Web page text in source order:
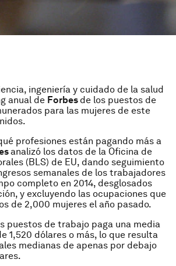
ingeniería y cuidado de la salud
anual de Forbes de los puestos de
para las mujeres de este
profesiones están pagando más a
analizó los datos de la Oficina de
(BLS) de EU, dando seguimiento
semanales de los trabajadores
completo en 2014, desglosados
y excluyendo las ocupaciones que
de 2,000 mujeres el año pasado.
puestos de trabajo paga una media
1,520 dólares o más, lo que resulta
medianas de apenas por debajo